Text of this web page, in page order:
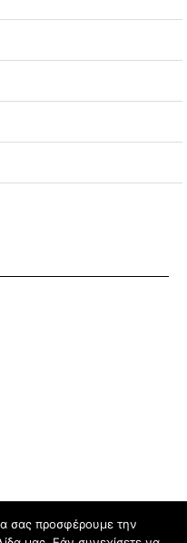
σας προσφέρουμε την